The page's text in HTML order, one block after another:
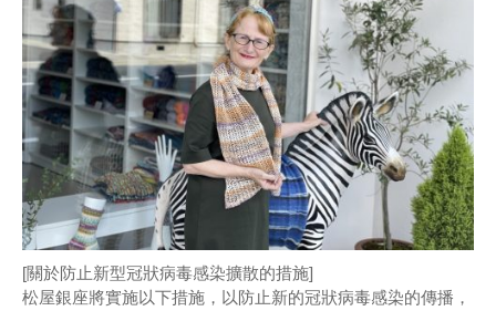
[關於防止新型冠狀病毒感染擴散的措施]
松屋銀座將實施以下措施，以防止新的冠狀病毒感染的傳播，